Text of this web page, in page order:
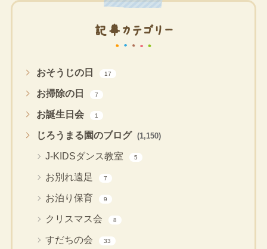
記事カテゴリー
おそうじの日 17
お掃除の日 7
お誕生日会 1
じろうまる園のブログ (1,150)
J-KIDSダンス教室 5
お別れ遠足 7
お泊り保育 9
クリスマス会 8
すだちの会 33